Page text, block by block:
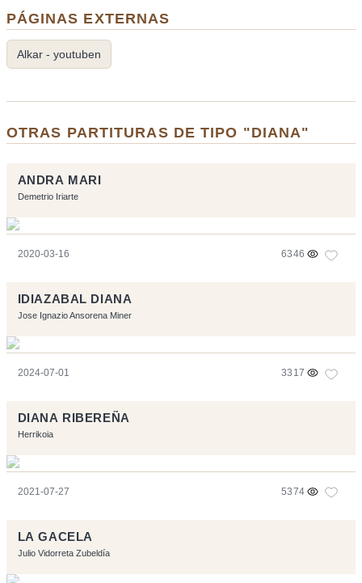
PÁGINAS EXTERNAS
Alkar - youtuben
OTRAS PARTITURAS DE TIPO "DIANA"
ANDRA MARI
Demetrio Iriarte
2020-03-16 6346
IDIAZABAL DIANA
Jose Ignazio Ansorena Miner
2024-07-01 3317
DIANA RIBEREÑA
Herrikoia
2021-07-27 5374
LA GACELA
Julio Vidorreta Zubeldía